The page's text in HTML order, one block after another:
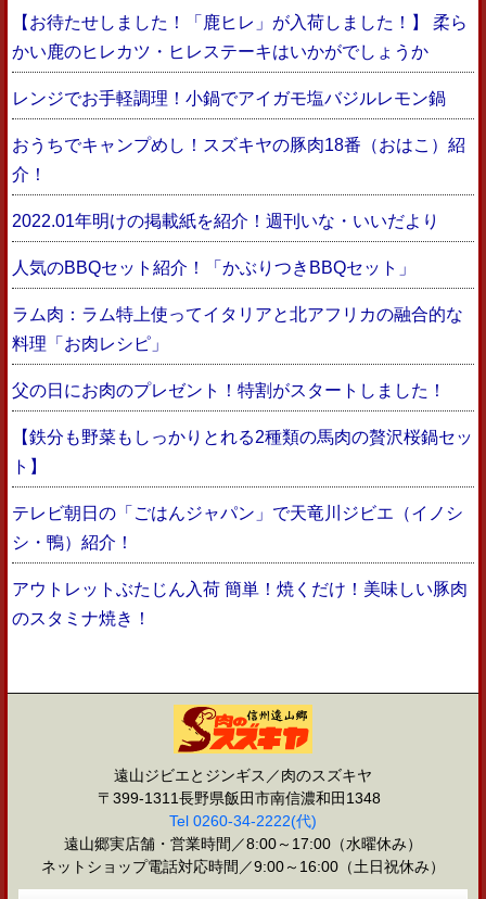
【お待たせしました！「鹿ヒレ」が入荷しました！】 柔ら
かい鹿のヒレカツ・ヒレステーキはいかがでしょうか
レンジでお手軽調理！小鍋でアイガモ塩バジルレモン鍋
おうちでキャンプめし！スズキヤの豚肉18番（おはこ）紹
介！
2022.01年明けの掲載紙を紹介！週刊いな・いいだより
人気のBBQセット紹介！「かぶりつきBBQセット」
ラム肉：ラム特上使ってイタリアと北アフリカの融合的な
料理「お肉レシピ」
父の日にお肉のプレゼント！特割がスタートしました！
【鉄分も野菜もしっかりとれる2種類の馬肉の贅沢桜鍋セッ
ト】
テレビ朝日の「ごはんジャパン」で天竜川ジビエ（イノシ
シ・鴨）紹介！
アウトレットぶたじん入荷 簡単！焼くだけ！美味しい豚肉
のスタミナ焼き！
遠山ジビエとジンギス／肉のスズキヤ
〒399-1311長野県飯田市南信濃和田1348
Tel 0260-34-2222(代)
遠山郷実店舗・営業時間／8:00～17:00（水曜休み）
ネットショップ電話対応時間／9:00～16:00（土日祝休み）